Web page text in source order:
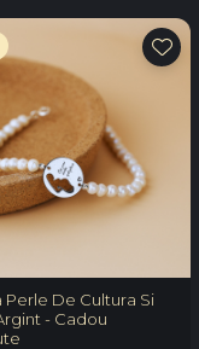
Perle De Cultura Si
- Cadou